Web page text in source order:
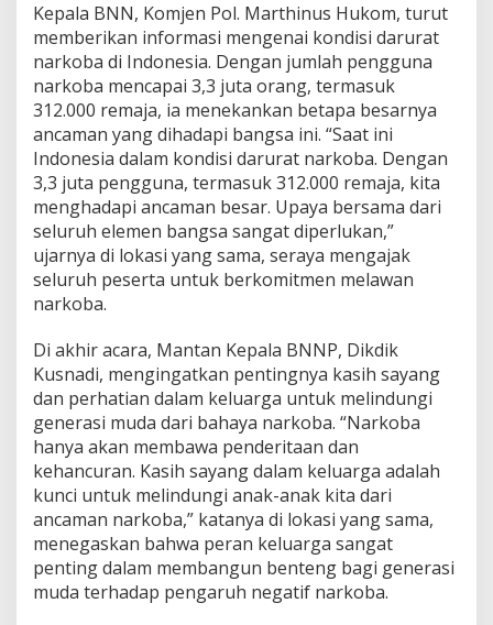
Kepala BNN, Komjen Pol. Marthinus Hukom, turut
memberikan informasi mengenai kondisi darurat
narkoba di Indonesia. Dengan jumlah pengguna
narkoba mencapai 3,3 juta orang, termasuk
312.000 remaja, ia menekankan betapa besarnya
ancaman yang dihadapi bangsa ini. “Saat ini
Indonesia dalam kondisi darurat narkoba. Dengan
3,3 juta pengguna, termasuk 312.000 remaja, kita
menghadapi ancaman besar. Upaya bersama dari
seluruh elemen bangsa sangat diperlukan,”
ujarnya di lokasi yang sama, seraya mengajak
seluruh peserta untuk berkomitmen melawan
narkoba.
Di akhir acara, Mantan Kepala BNNP, Dikdik
Kusnadi, mengingatkan pentingnya kasih sayang
dan perhatian dalam keluarga untuk melindungi
generasi muda dari bahaya narkoba. “Narkoba
hanya akan membawa penderitaan dan
kehancuran. Kasih sayang dalam keluarga adalah
kunci untuk melindungi anak-anak kita dari
ancaman narkoba,” katanya di lokasi yang sama,
menegaskan bahwa peran keluarga sangat
penting dalam membangun benteng bagi generasi
muda terhadap pengaruh negatif narkoba.